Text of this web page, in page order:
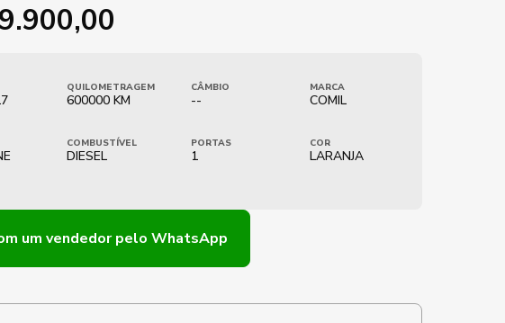
QUILOMETRAGEM
600000 KM
CÂMBIO
--
MARCA
COMIL
COMBUSTÍVEL
DIESEL
PORTAS
1
COR
LARANJA
um vendedorpelo WhatsApp